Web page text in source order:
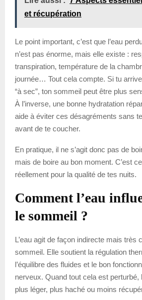
et récupération
Le point important, c’est que l’eau
n’est pas énorme, mais elle existe :
transpiration, température de la
journée… Tout cela compte. Si tu
“à sec”, ton sommeil peut être plus
À l’inverse, une bonne hydratation
aide à éviter ces désagréments sans
avant de te coucher.
En pratique, il ne s’agit donc pas de
mais de boire au bon moment. C’est
réellement pour la qualité de tes nuits.
Comment l’eau
le sommeil ?
L’eau agit de façon indirecte mais très
sommeil. Elle soutient la régulation
l’équilibre des fluides et le bon
nerveux. Quand tout cela est
plus léger, plus haché ou moins